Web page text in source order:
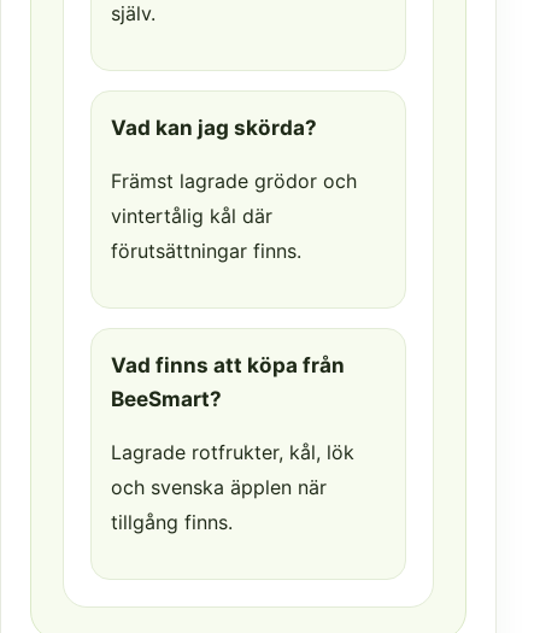
själv.
Vad kan jag skörda?
Främst lagrade grödor och
vintertålig kål där
förutsättningar finns.
Vad finns att köpa från
BeeSmart?
Lagrade rotfrukter, kål, lök
och svenska äpplen när
tillgång finns.